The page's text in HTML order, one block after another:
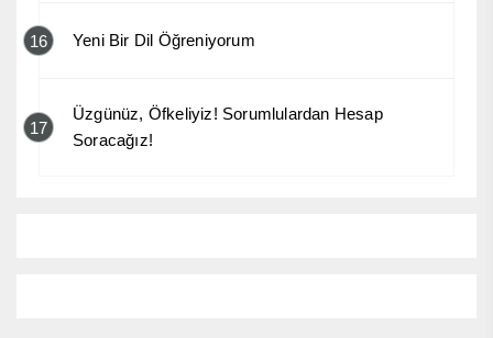
16 Yeni Bir Dil Öğreniyorum
17
Üzgünüz, Öfkeliyiz! Sorumlulardan Hesap
Soracağız!